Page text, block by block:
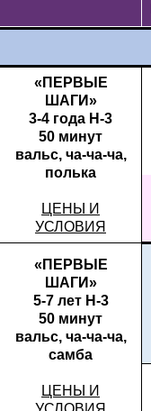
«ПЕРВЫЕ
ШАГИ»
3-4 года Н-3
50 минут
вальс, ча-ча-ча,
полька
ЦЕНЫ И
УСЛОВИЯ
«ПЕРВЫЕ
ШАГИ»
5-7 лет Н-3
50 минут
вальс, ча-ча-ча,
самба
ЦЕНЫ И